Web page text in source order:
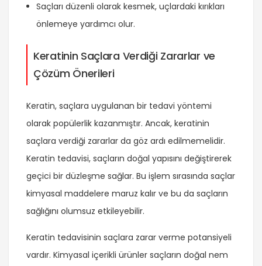
Saçları düzenli olarak kesmek, uçlardaki kırıkları
önlemeye yardımcı olur.
Keratinin Saçlara Verdiği Zararlar ve
Çözüm Önerileri
Keratin, saçlara uygulanan bir tedavi yöntemi
olarak popülerlik kazanmıştır. Ancak, keratinin
saçlara verdiği zararlar da göz ardı edilmemelidir.
Keratin tedavisi, saçların doğal yapısını değiştirerek
geçici bir düzleşme sağlar. Bu işlem sırasında saçlar
kimyasal maddelere maruz kalır ve bu da saçların
sağlığını olumsuz etkileyebilir.
Keratin tedavisinin saçlara zarar verme potansiyeli
vardır. Kimyasal içerikli ürünler saçların doğal nem